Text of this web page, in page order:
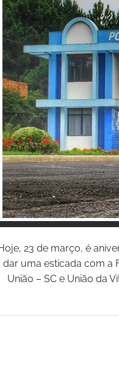
23 de março, é
dar uma esticada com a
União – SC e União da